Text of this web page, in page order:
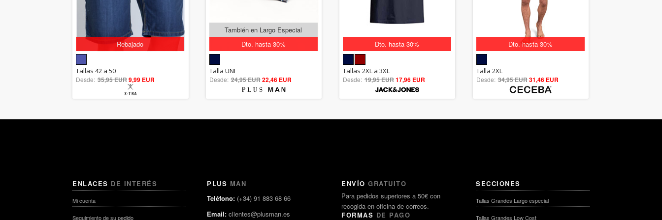
Rebajado
5.00
out of 5
Tallas 42 a 50
Desde: 35,95 EUR9,99 EUR
Dto. hasta 30%
También en Largo Especial
out of 5
Talla UNI
Desde: 24,95 EUR22,46 EUR
Dto. hasta 30%
5.00
out of 5
Tallas 2XL a 3XL
Desde: 19,95 EUR17,96 EUR
Dto. hasta 30%
out of 5
Talla 2XL
Desde: 34,95 EUR31,46 EUR
ENLACES DE INTERÉS
Mi cuenta
Seguimiento de su pedido
PLUS MAN
Teléfono: (+34) 91 883 68 66
Email: clientes@plusman.es
ENVÍO GRATUITO
Para pedidos superiores a 50€ con
recogida en oficina de correos.
FORMAS DE PAGO
SECCIONES
Tallas Grandes Largo especial
Tallas Grandes Low Cost